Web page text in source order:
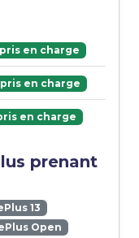
en charge
pris en charge
en charge
prenant
13
Open